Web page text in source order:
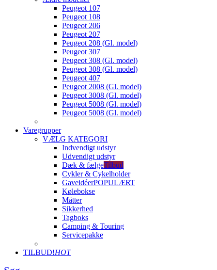
Peugeot 107
Peugeot 108
Peugeot 206
Peugeot 207
Peugeot 208 (Gl. model)
Peugeot 307
Peugeot 308 (Gl. model)
Peugeot 308 (Gl. model)
Peugeot 407
Peugeot 2008 (Gl. model)
Peugeot 3008 (Gl. model)
Peugeot 5008 (Gl. model)
Peugeot 5008 (Gl. model)
Varegrupper
VÆLG KATEGORI
Indvendigt udstyr
Udvendigt udstyr
Dæk & fælgeTilbud
Cykler & Cykelholder
GaveidéerPOPULÆRT
Kølebokse
Måtter
Sikkerhed
Tagboks
Camping & Touring
Servicepakke
TILBUD!HOT